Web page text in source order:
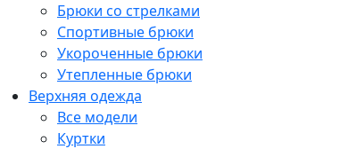
Брюки со стрелками
Спортивные брюки
Укороченные брюки
Утепленные брюки
Верхняя одежда
Все модели
Куртки